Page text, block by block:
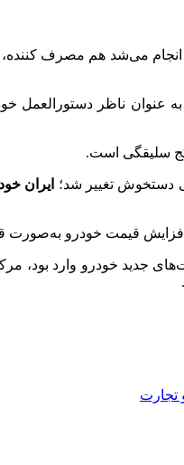
می‌شد هم مصرف کننده،
ناظر دستورالعمل
ایران
افزایش قیمت خودرو
جدید خودرو وارد بود،